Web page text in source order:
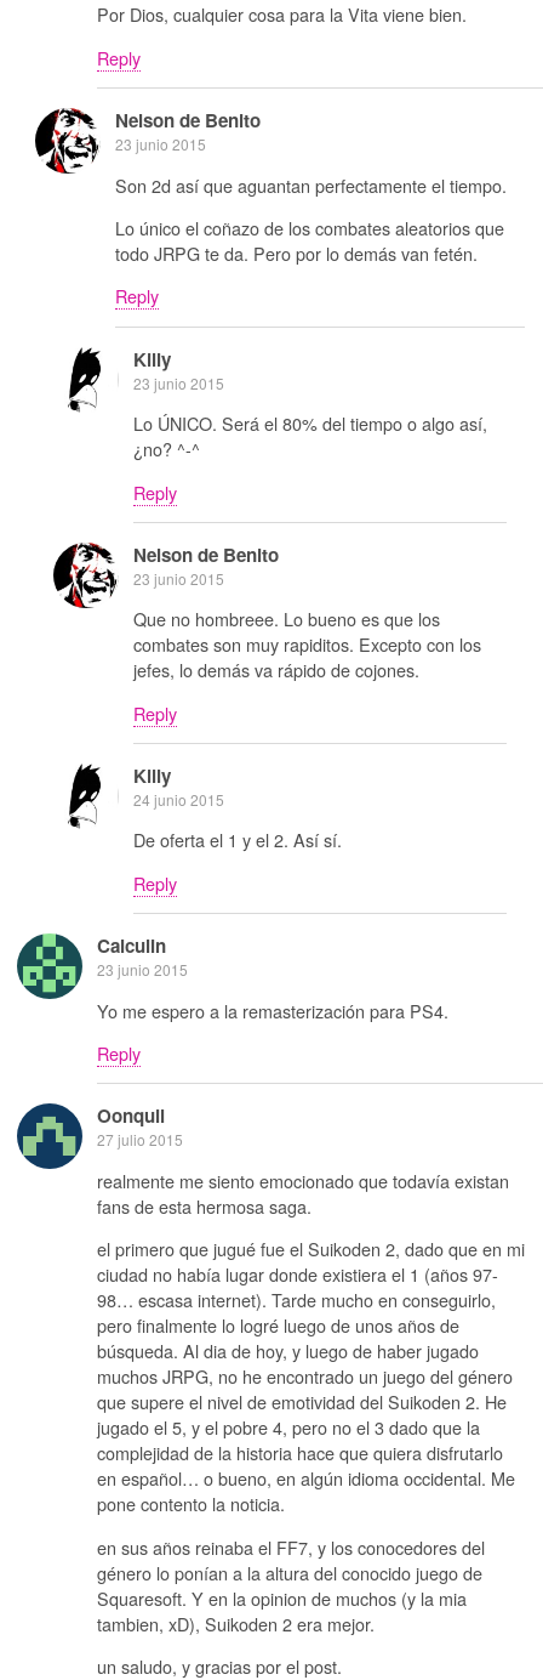
Por Dios, cualquier cosa para la Vita viene bien.
Reply
Nelson de Benito
23 junio 2015
Son 2d así que aguantan perfectamente el tiempo.
Lo único el coñazo de los combates aleatorios que
todo JRPG te da. Pero por lo demás van fetén.
Reply
Killy
23 junio 2015
Lo ÚNICO. Será el 80% del tiempo o algo así,
¿no? ^-^
Reply
Nelson de Benito
23 junio 2015
Que no hombreee. Lo bueno es que los
combates son muy rapiditos. Excepto con los
jefes, lo demás va rápido de cojones.
Reply
Killy
24 junio 2015
De oferta el 1 y el 2. Así sí.
Reply
Calculin
23 junio 2015
Yo me espero a la remasterización para PS4.
Reply
Oonquil
27 julio 2015
realmente me siento emocionado que todavía existan
fans de esta hermosa saga.
el primero que jugué fue el Suikoden 2, dado que en mi
ciudad no había lugar donde existiera el 1 (años 97-
98… escasa internet). Tarde mucho en conseguirlo,
pero finalmente lo logré luego de unos años de
búsqueda. Al dia de hoy, y luego de haber jugado
muchos JRPG, no he encontrado un juego del género
que supere el nivel de emotividad del Suikoden 2. He
jugado el 5, y el pobre 4, pero no el 3 dado que la
complejidad de la historia hace que quiera disfrutarlo
en español… o bueno, en algún idioma occidental. Me
pone contento la noticia.
en sus años reinaba el FF7, y los conocedores del
género lo ponían a la altura del conocido juego de
Squaresoft. Y en la opinion de muchos (y la mia
tambien, xD), Suikoden 2 era mejor.
un saludo, y gracias por el post.